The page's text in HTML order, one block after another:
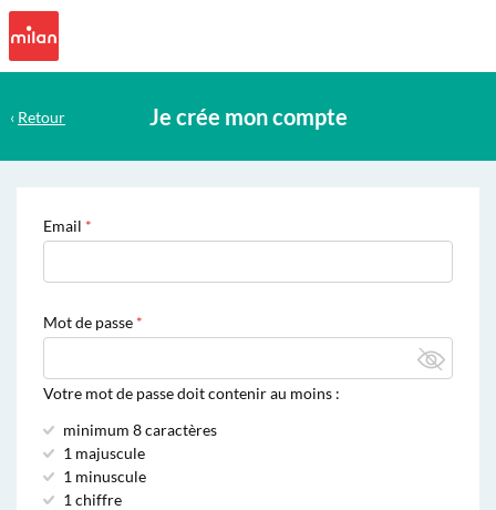
Je crée mon compte
‹ Retour
Email
Mot de passe
Votre mot de passe doit contenir au moins :
minimum 8 caractères
1 majuscule
1 minuscule
1 chiffre